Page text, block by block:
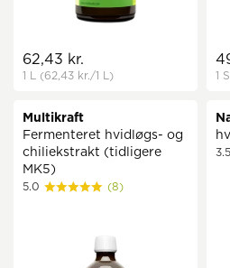
62,43 kr.
1 L (62,43 kr./1 L) 1
Multikraft
Fermenteret hvidløgs- og
chiliekstrakt (tidligere
MK5)
5.0 (8)
3.5